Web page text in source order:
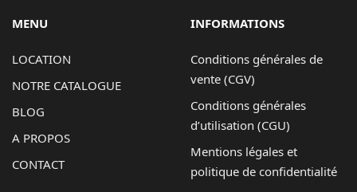
MENU
LOCATION
NOTRE CATALOGUE
BLOG
A PROPOS
CONTACT
INFORMATIONS
Conditions générales de
vente (CGV)
Conditions générales
d’utilisation (CGU)
Mentions légales et
politique de confidentialité